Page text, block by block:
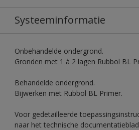
Systeeminformatie
Onbehandelde ondergrond.
Gronden met 1 à 2 lagen Rubbol BL
Behandelde ondergrond.
Bijwerken met Rubbol BL Primer.
Voor gedetailleerde
naar het technische